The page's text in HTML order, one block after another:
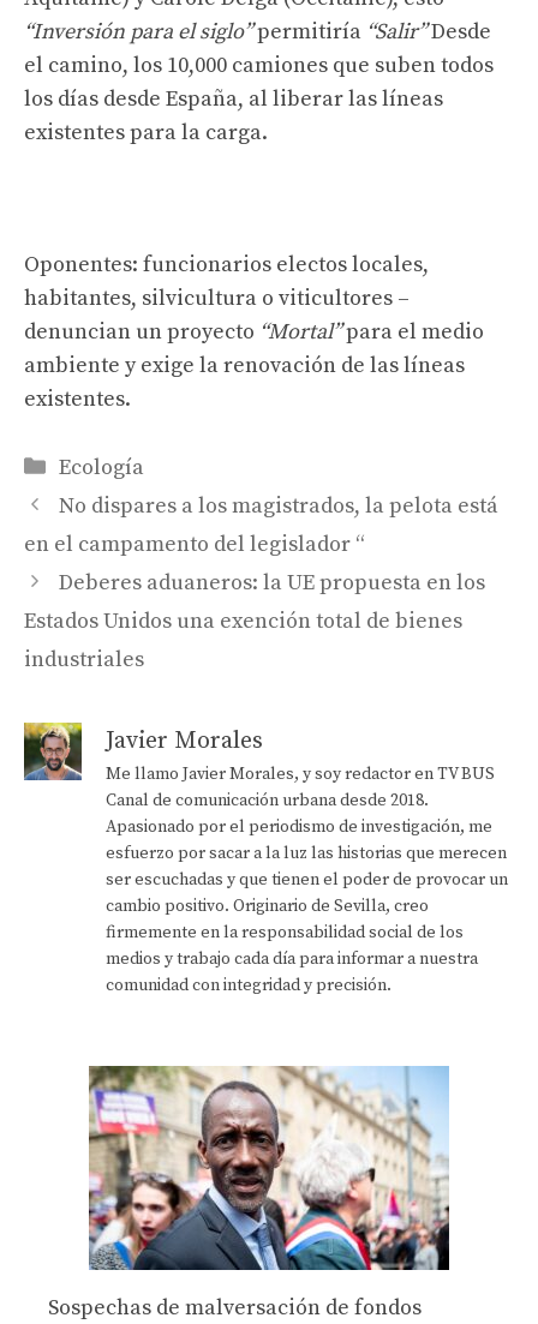
“Inversión para el siglo”permitiría “Salir”Desde
el camino, los 10,000 camiones que suben todos
los días desde España, al liberar las líneas
existentes para la carga.
Oponentes: funcionarios electos locales,
habitantes, silvicultura o viticultores –
denuncian un proyecto “Mortal”para el medio
ambiente y exige la renovación de las líneas
existentes.
Categorías
Ecología
No dispares a los magistrados, la pelota está
en el campamento del legislador “
Deberes aduaneros: la UE propuesta en los
Estados Unidos una exención total de bienes
industriales
Javier Morales
Me llamo Javier Morales, y soy redactor en TV BUS
Canal de comunicación urbana desde 2018.
Apasionado por el periodismo de investigación, me
esfuerzo por sacar a la luz las historias que merecen
ser escuchadas y que tienen el poder de provocar un
cambio positivo. Originario de Sevilla, creo
firmemente en la responsabilidad social de los
medios y trabajo cada día para informar a nuestra
comunidad con integridad y precisión.
Sospechas de malversación de fondos